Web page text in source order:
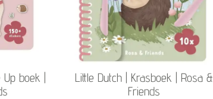
Up boek |
Little Dutch | Krasboek | Rosa &
Friends